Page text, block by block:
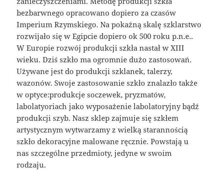
bezbarwnego opracowano dopiero za czasów
Imperium Rzymskiego. Na pokaźną skalę szklarstwo
rozwijało się w Egipcie dopiero ok 500 roku p.n.e..
W Europie rozwój produkcji szkła nastał w XIII
wieku. Dziś szkło ma ogromnie dużo zastosowań.
Używane jest do produkcji szklanek, talerzy,
wazonów. Swoje zastosowanie szkło znalazło także
w optyce:produkcje soczewek, pryzmatów,
labolatyoriach jako wyposażenie labolatoryjny bądź
produkcji szyb. Nasz sklep zajmuje się szkłem
artystycznym wytwarzamy z wielką starannością
szkło dekoracyjne malowane ręcznie. Powstają u
nas szczególne przedmioty, jedyne w swoim
rodzaju.